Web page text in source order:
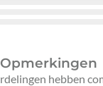
Opmerkingen
hebben